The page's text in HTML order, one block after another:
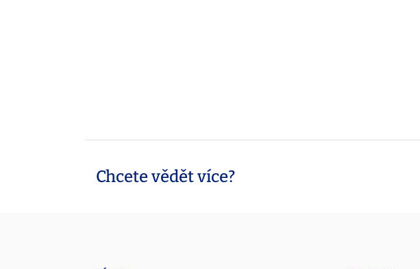
Chcete vědět více?